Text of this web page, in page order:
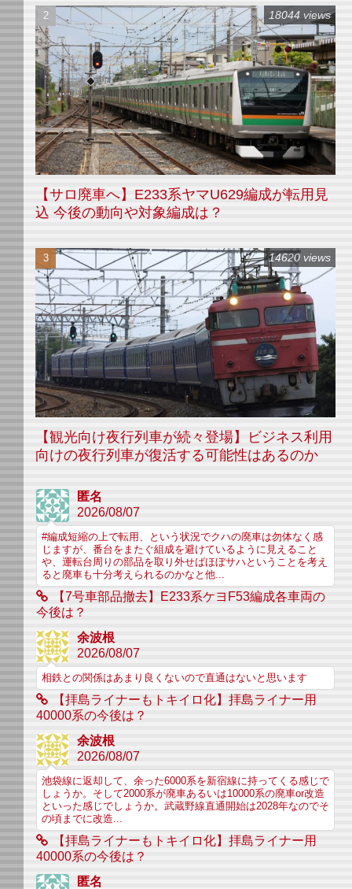
【サロ廃車へ】E233系ヤマU629編成が転用見
込 今後の動向や対象編成は？
18044 views
【観光向け夜行列車が続々登場】ビジネス利用
向けの夜行列車が復活する可能性はあるのか
14620 views
匿名
2026/08/07
#編成短縮の上で転用、という状況でクハの廃車は勿体なく感
じますが、番台をまたぐ組成を避けているように見えること
や、運転台周りの部品を取り外せばほぼサハということを考え
ると廃車も十分考えられるのかなと他...
【7号車部品撤去】E233系ケヨF53編成各車両の
今後は？
余波根
2026/08/07
相鉄との関係はあまり良くないので直通はないと思います
【拝島ライナーもトキイロ化】拝島ライナー用
40000系の今後は？
余波根
2026/08/07
池袋線に返却して、余った6000系を新宿線に持ってくる感じで
しょうか。そして2000系が廃車あるいは10000系の廃車or改造
といった感じでしょうか。武蔵野線直通開始は2028年なのでそ
の頃までに改造...
【拝島ライナーもトキイロ化】拝島ライナー用
40000系の今後は？
匿名